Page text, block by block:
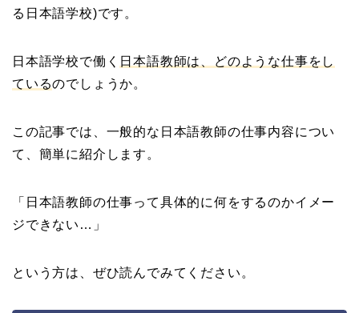
る日本語学校)です。
日本語学校で働く 日本語教師は、どのような仕事をし
ているのでしょうか。
この記事では、一般的な日本語教師の仕事内容につい
て、簡単に紹介します。
「日本語教師の仕事って具体的に何をするのかイメー
ジできない…」
という方は、ぜひ読んでみてください。